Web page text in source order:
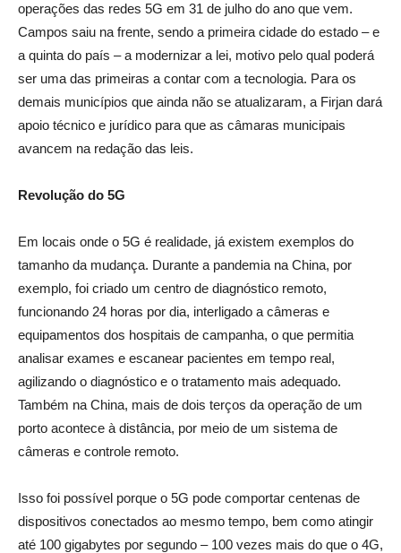
operações das redes 5G em 31 de julho do ano que vem.
Campos saiu na frente, sendo a primeira cidade do estado – e
a quinta do país – a modernizar a lei, motivo pelo qual poderá
ser uma das primeiras a contar com a tecnologia. Para os
demais municípios que ainda não se atualizaram, a Firjan dará
apoio técnico e jurídico para que as câmaras municipais
avancem na redação das leis.
Revolução do 5G
Em locais onde o 5G é realidade, já existem exemplos do
tamanho da mudança. Durante a pandemia na China, por
exemplo, foi criado um centro de diagnóstico remoto,
funcionando 24 horas por dia, interligado a câmeras e
equipamentos dos hospitais de campanha, o que permitia
analisar exames e escanear pacientes em tempo real,
agilizando o diagnóstico e o tratamento mais adequado.
Também na China, mais de dois terços da operação de um
porto acontece à distância, por meio de um sistema de
câmeras e controle remoto.
Isso foi possível porque o 5G pode comportar centenas de
dispositivos conectados ao mesmo tempo, bem como atingir
até 100 gigabytes por segundo – 100 vezes mais do que o 4G,